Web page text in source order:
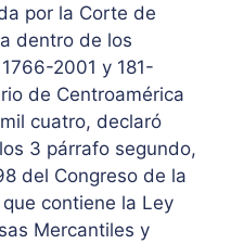
por la Corte de
dentro de los
2001 y 181-
de Centroamérica
cuatro, declaró
3 párrafo segundo,
del Congreso de la
contiene la Ley
Mercantiles y